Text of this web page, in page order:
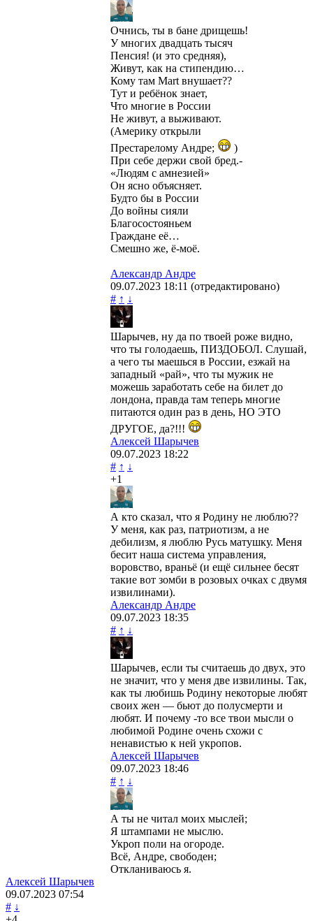
Очнись, ты в бане дрищешь!
У многих двадцать тысяч
Пенсия! (и это средняя),
Живут, как на стипендию…
Кому там Mart внушает??
Тут и ребёнок знает,
Что многие в России
Не живут, а выживают.
(Америку открыли
Престарелому Андре;
)
При себе держи свой бред.-
«Людям с амнезией»
Он ясно объясняет.
Будто бы в России
До войны сияли
Благосостояньем
Граждане её…
Смешно же, ё-моё.
Александр Андре
09.07.2023 18:11 (отредактировано)
# ↑ ↓
Шарычев, ну да по твоей роже видно,
что ты голодаешь, ПИЗДОБОЛ. Слушай,
а чего ты маешься в России, езжай на
западный «рай», что ты мужик не
можешь заработать себе на билет до
лондона, правда там теперь многие
питаются один раз в день, НО ЭТО
ДРУГОЕ, да?!!!
Алексей Шарычев
09.07.2023 18:22
# ↑ ↓
+1
А кто сказал, что я Родину не люблю??
У меня, как раз, патриотизм, а не
дебилизм, я люблю Русь матушку. Меня
бесит наша система управления,
воровство, враньё (и ещё сильнее бесят
такие вот зомби в розовых очках с двумя
извилинами).
Александр Андре
09.07.2023 18:35
# ↑ ↓
Шарычев, если ты считаешь до двух, это
не значит, что у меня две извилины. Так,
как ты любишь Родину некоторые любят
своих жен — бьют до полусмерти и
любят. И почему -то все твои мысли о
любимой Родине очень схожи с
ненавистью к ней укропов.
Алексей Шарычев
09.07.2023 18:46
# ↑ ↓
А ты не читал моих мыслей;
Я штампами не мыслю.
Укроп поли на огороде.
Всё, Андре, свободен;
Откланиваюсь я.
Алексей Шарычев
09.07.2023 07:54
# ↓